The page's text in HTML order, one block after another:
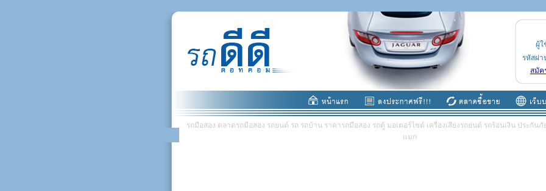
ผู้ใ
รหัสผ่า
สมัค
รถมือสอง ตลาดรถมือสอง รถยนต์ รถ รถบ้าน ราคารถมือสอง รถตู้ มอเตอร์ไซต์ เครื่องเสียงรถยนต์ รถร้อนเงิน ประกัน
แมก